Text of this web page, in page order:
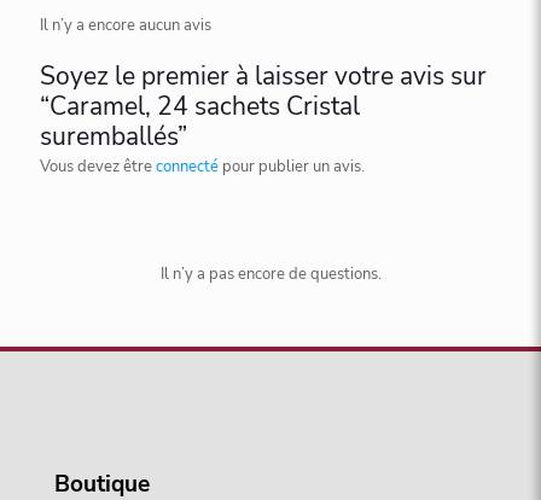
Il n’y a encore aucun avis
Soyez le premier à laisser votre avis sur
“Caramel, 24 sachets Cristal
suremballés”
Vous devez êtreconnecté pour publier un avis.
Il n’y a pas encore de questions.
Boutique